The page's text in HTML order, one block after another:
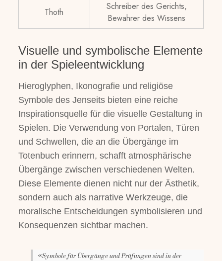
Thoth
Schreiber des Gerichts,
Bewahrer des Wissens
Visuelle und symbolische Elemente
in der Spieleentwicklung
Hieroglyphen, Ikonografie und religiöse
Symbole des Jenseits bieten eine reiche
Inspirationsquelle für die visuelle Gestaltung in
Spielen. Die Verwendung von Portalen, Türen
und Schwellen, die an die Übergänge im
Totenbuch erinnern, schafft atmosphärische
Übergänge zwischen verschiedenen Welten.
Diese Elemente dienen nicht nur der Ästhetik,
sondern auch als narrative Werkzeuge, die
moralische Entscheidungen symbolisieren und
Konsequenzen sichtbar machen.
«Symbole für Übergänge und Prüfungen sind in der